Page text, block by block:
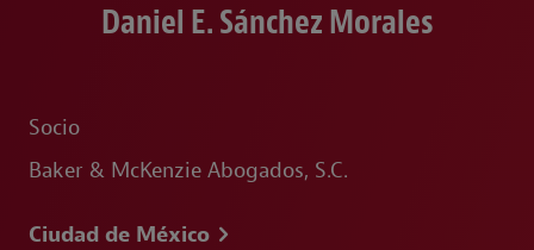
Daniel E. Sánchez Morales
Socio
Baker & McKenzie Abogados, S.C.
Ciudad de México